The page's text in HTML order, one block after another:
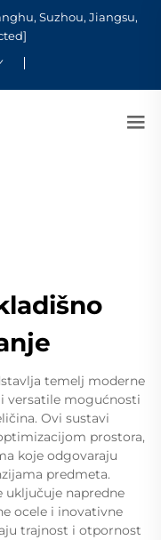
Suzhou, Jiangsu,
temelj moderne
versatile mogućnosti
Ovi sustavi
prostora,
koje odgovaraju
predmeta.
uključuje napredne
ocele i inovativne
trajnost i otpornost